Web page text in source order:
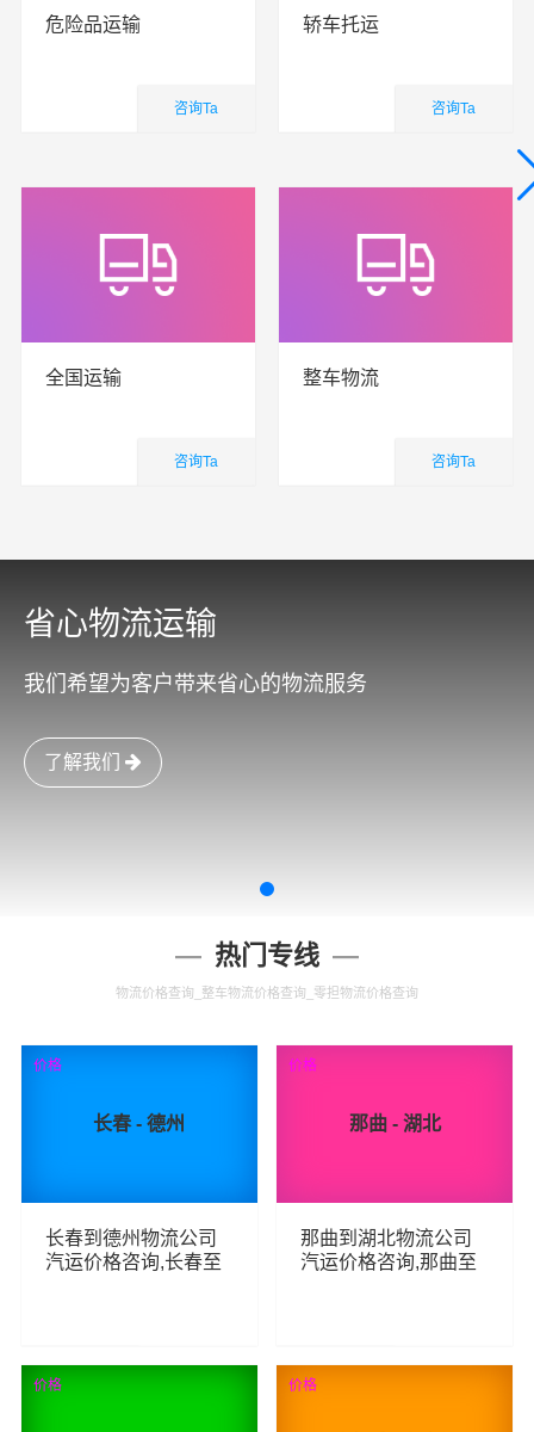
危险品运输
咨询Ta
轿车托运
咨询Ta
全国运输
咨询Ta
整车物流
咨询Ta
省心物流运输
我们希望为客户带来省心的物流服务
了解我们
热门专线
物流价格查询_整车物流价格查询_零担物流价格查询
长春 - 德州
长春到德州物流公司
汽运价格咨询,长春至
56
查看详细
价格
那曲 - 湖北
那曲到湖北物流公司
汽运价格咨询,那曲至
65
查看详细
价格
价格 价格